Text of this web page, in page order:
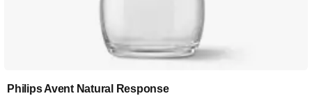
Philips Avent Natural Response